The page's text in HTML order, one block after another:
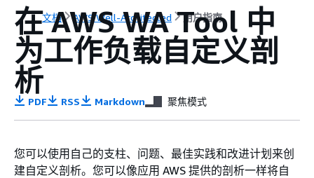
文档 AWS Well-Architected 用户指南
在 AWS WA Tool 中
为工作负载自定义剖
析
PDF RSS Markdown 聚焦模式
您可以使用自己的支柱、问题、最佳实践和改进计划来创
建自定义剖析。您可以像应用 AWS 提供的剖析一样将自